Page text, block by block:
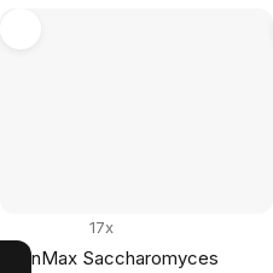
BrainMax Saccharomyces
17x